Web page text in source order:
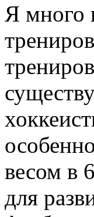
Я много
весом в
для